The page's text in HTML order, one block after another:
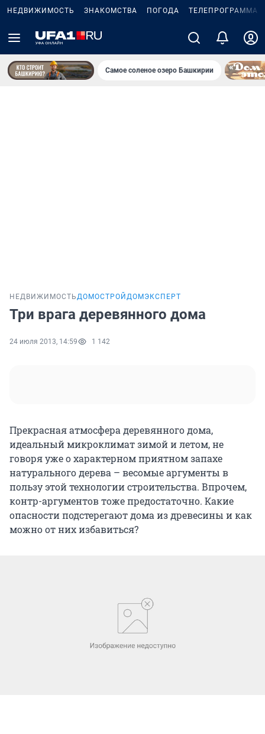
НЕДВИЖИМОСТЬ ЗНАКОМСТВА ПОГОДА ТЕЛЕПРОГРАММА
Самое соленое озеро Башкирии
НЕДВИЖИМОСТЬДОМОСТРОЙ ДОМЭКСПЕРТ
Три врага деревянного дома
24 июля 2013, 14:59 1 142
Прекрасная атмосфера деревянного дома,
идеальный микроклимат зимой и летом, не
говоря уже о характерном приятном запахе
натурального дерева – весомые аргументы в
пользу этой технологии строительства. Впрочем,
контр-аргументов тоже предостаточно. Какие
опасности подстерегают дома из древесины и как
можно от них избавиться?